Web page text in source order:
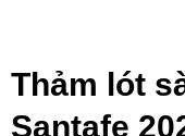
Thảm lót
Santafe